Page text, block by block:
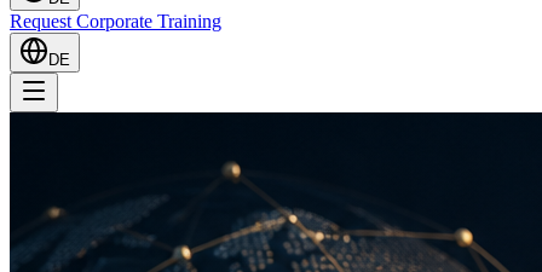
Request Corporate Training
DE